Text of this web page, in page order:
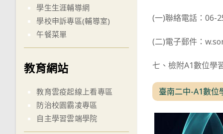
(一)聯絡電話：06-
(二)電子郵件：
七、檢附A1數位學
臺南二中-A1數位
學生生涯輔導網
學校申訴專區(輔導室)
午餐菜單
教育網站
教育雲疫起線上看專區
防治校園霸凌專區
自主學習雲端學院